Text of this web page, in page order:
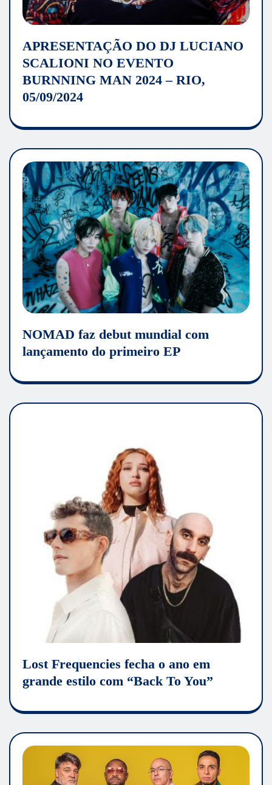
APRESENTAÇÃO DO DJ LUCIANO
SCALIONI NO EVENTO
BURNNING MAN 2024 – RIO,
05/09/2024
NOMAD faz debut mundial com
lançamento do primeiro EP
Lost Frequencies fecha o ano em
grande estilo com “Back To You”